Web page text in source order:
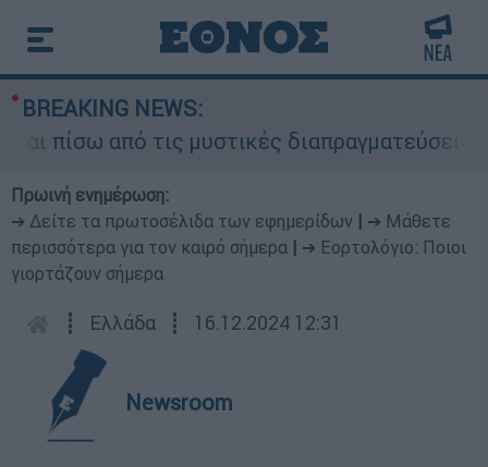
BREAKING NEWS:
από τις μυστικές διαπραγματεύσεις και
Πρωινή ενημέρωση:
➔ Δείτε τα πρωτοσέλιδα των εφημερίδων
➔ Μάθετε
περισσότερα για τον καιρό σήμερα
➔ Εορτολόγιο: Ποιοι
γιορτάζουν σήμερα
┋ Ελλάδα ┋ 16.12.2024 12:31
Newsroom